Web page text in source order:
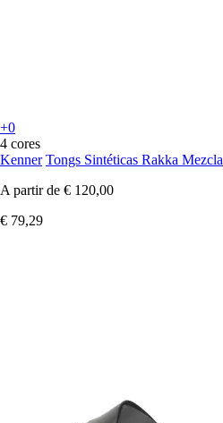
+0
4 cores
Kenner Tongs Sintéticas Rakka Mezcla
A partir de € 120,00
€ 79,29